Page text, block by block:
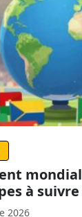
mondial
à suivre
2026